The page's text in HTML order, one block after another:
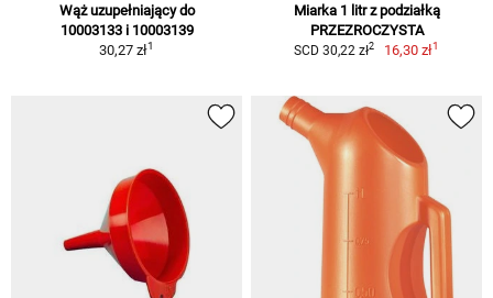
Wąż uzupełniający do
10003133 i 10003139
30,27 zł1
Miarka 1 litr z podziałką
PRZEZROCZYSTA
SCD 30,22 zł2 16,30 zł1